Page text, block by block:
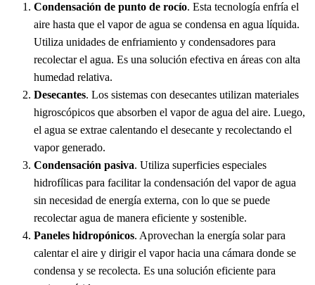
Condensación de punto de rocío. Esta tecnología enfría el
aire hasta que el vapor de agua se condensa en agua líquida.
Utiliza unidades de enfriamiento y condensadores para
recolectar el agua. Es una solución efectiva en áreas con alta
humedad relativa.
Desecantes. Los sistemas con desecantes utilizan materiales
higroscópicos que absorben el vapor de agua del aire. Luego,
el agua se extrae calentando el desecante y recolectando el
vapor generado.
Condensación pasiva. Utiliza superficies especiales
hidrofílicas para facilitar la condensación del vapor de agua
sin necesidad de energía externa, con lo que se puede
recolectar agua de manera eficiente y sostenible.
Paneles hidropónicos. Aprovechan la energía solar para
calentar el aire y dirigir el vapor hacia una cámara donde se
condensa y se recolecta. Es una solución eficiente para